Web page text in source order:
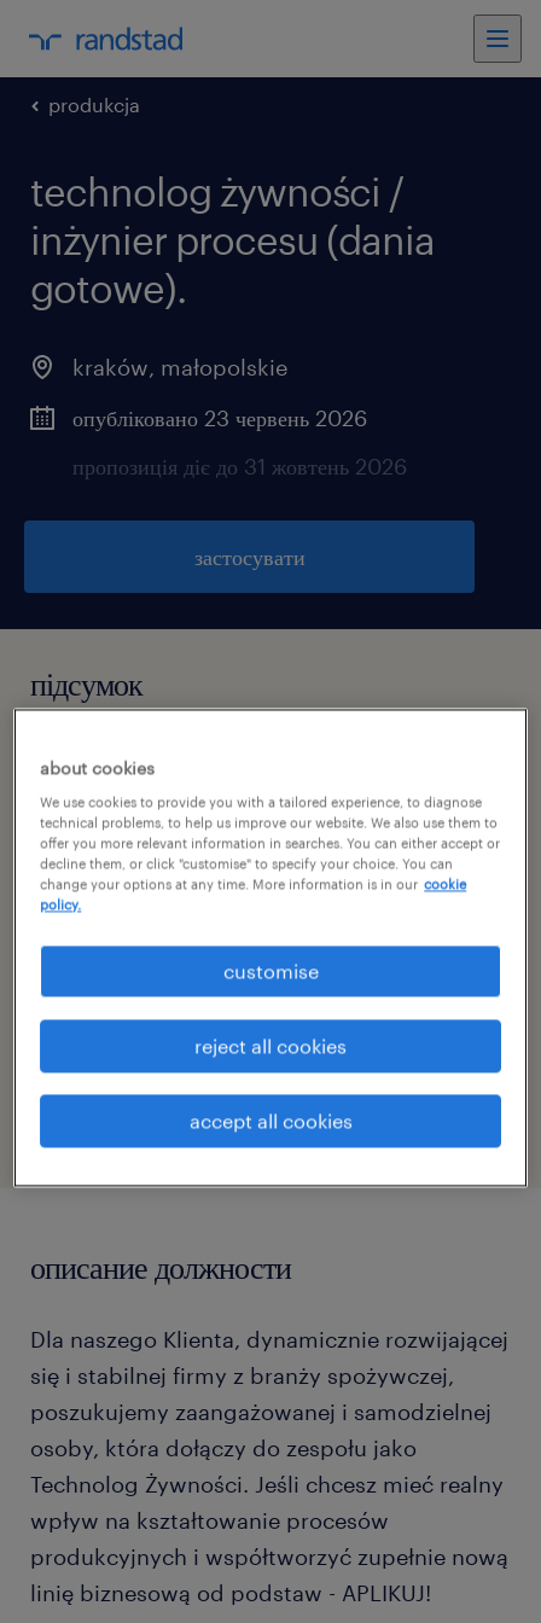
produkcja
technolog żywności /
inżynier procesu (dania
gotowe).
kraków, małopolskie
опубліковано 23 червень 2026
пропозиція діє до 31 жовтень 2026
застосувати
підсумок
kraków, małopolskie
praca stała
pełen etat
специальность
produkcja
описание должности
Dla naszego Klienta, dynamicznie rozwijającej
się i stabilnej firmy z branży spożywczej,
poszukujemy zaangażowanej i samodzielnej
osoby, która dołączy do zespołu jako
Technolog Żywności. Jeśli chcesz mieć realny
wpływ na kształtowanie procesów
produkcyjnych i współtworzyć zupełnie nową
linię biznesową od podstaw - APLIKUJ!
about cookies
We use cookies to provide you with a tailored experience, to diagnose
technical problems, to help us improve our website. We also use them to
offer you more relevant information in searches. You can either accept or
decline them, or click "customise" to specify your choice. You can
change your options at any time. More information is in our cookie
policy.
accept all cookies
reject all cookies
customise